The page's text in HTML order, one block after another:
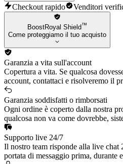
Tristana
Twisted Fate
Veigar
Viego
Viktor
Vladimir
Warwick
Xin Zhao
Yasuo
Yone
Yunara
Yuumi
Checkout rapido Venditori
BoostRoyal Shield™
Come proteggiamo il tuo acquisto
Garanzia a vita sull'account
Copertura a vita. Se qualcosa
account, contattaci e risolveremo il
Garanzia soddisfatti o rimborsati
Ogni ordine è coperto dalla nostra
qualcosa non va come dovrebbe,
Supporto live 24/7
Il nostro team risponde alla live chat
portata di messaggio prima, durante